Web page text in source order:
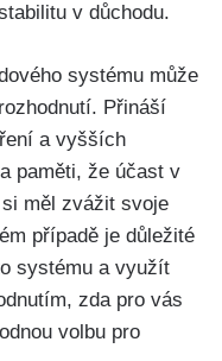
v důchodu.
systému může
Přináší
a vyšších
paměti, že účast v
měl zvážit svoje
případě je důležité
systému a využít
zda pro vás
volbu pro